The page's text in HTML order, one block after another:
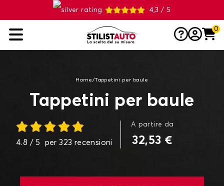
4,3 / 5
0
Home /Tappetini per baule
Tappetini per baule
4.8 / 5 per 323 recensioni
A partire da
32,53 €